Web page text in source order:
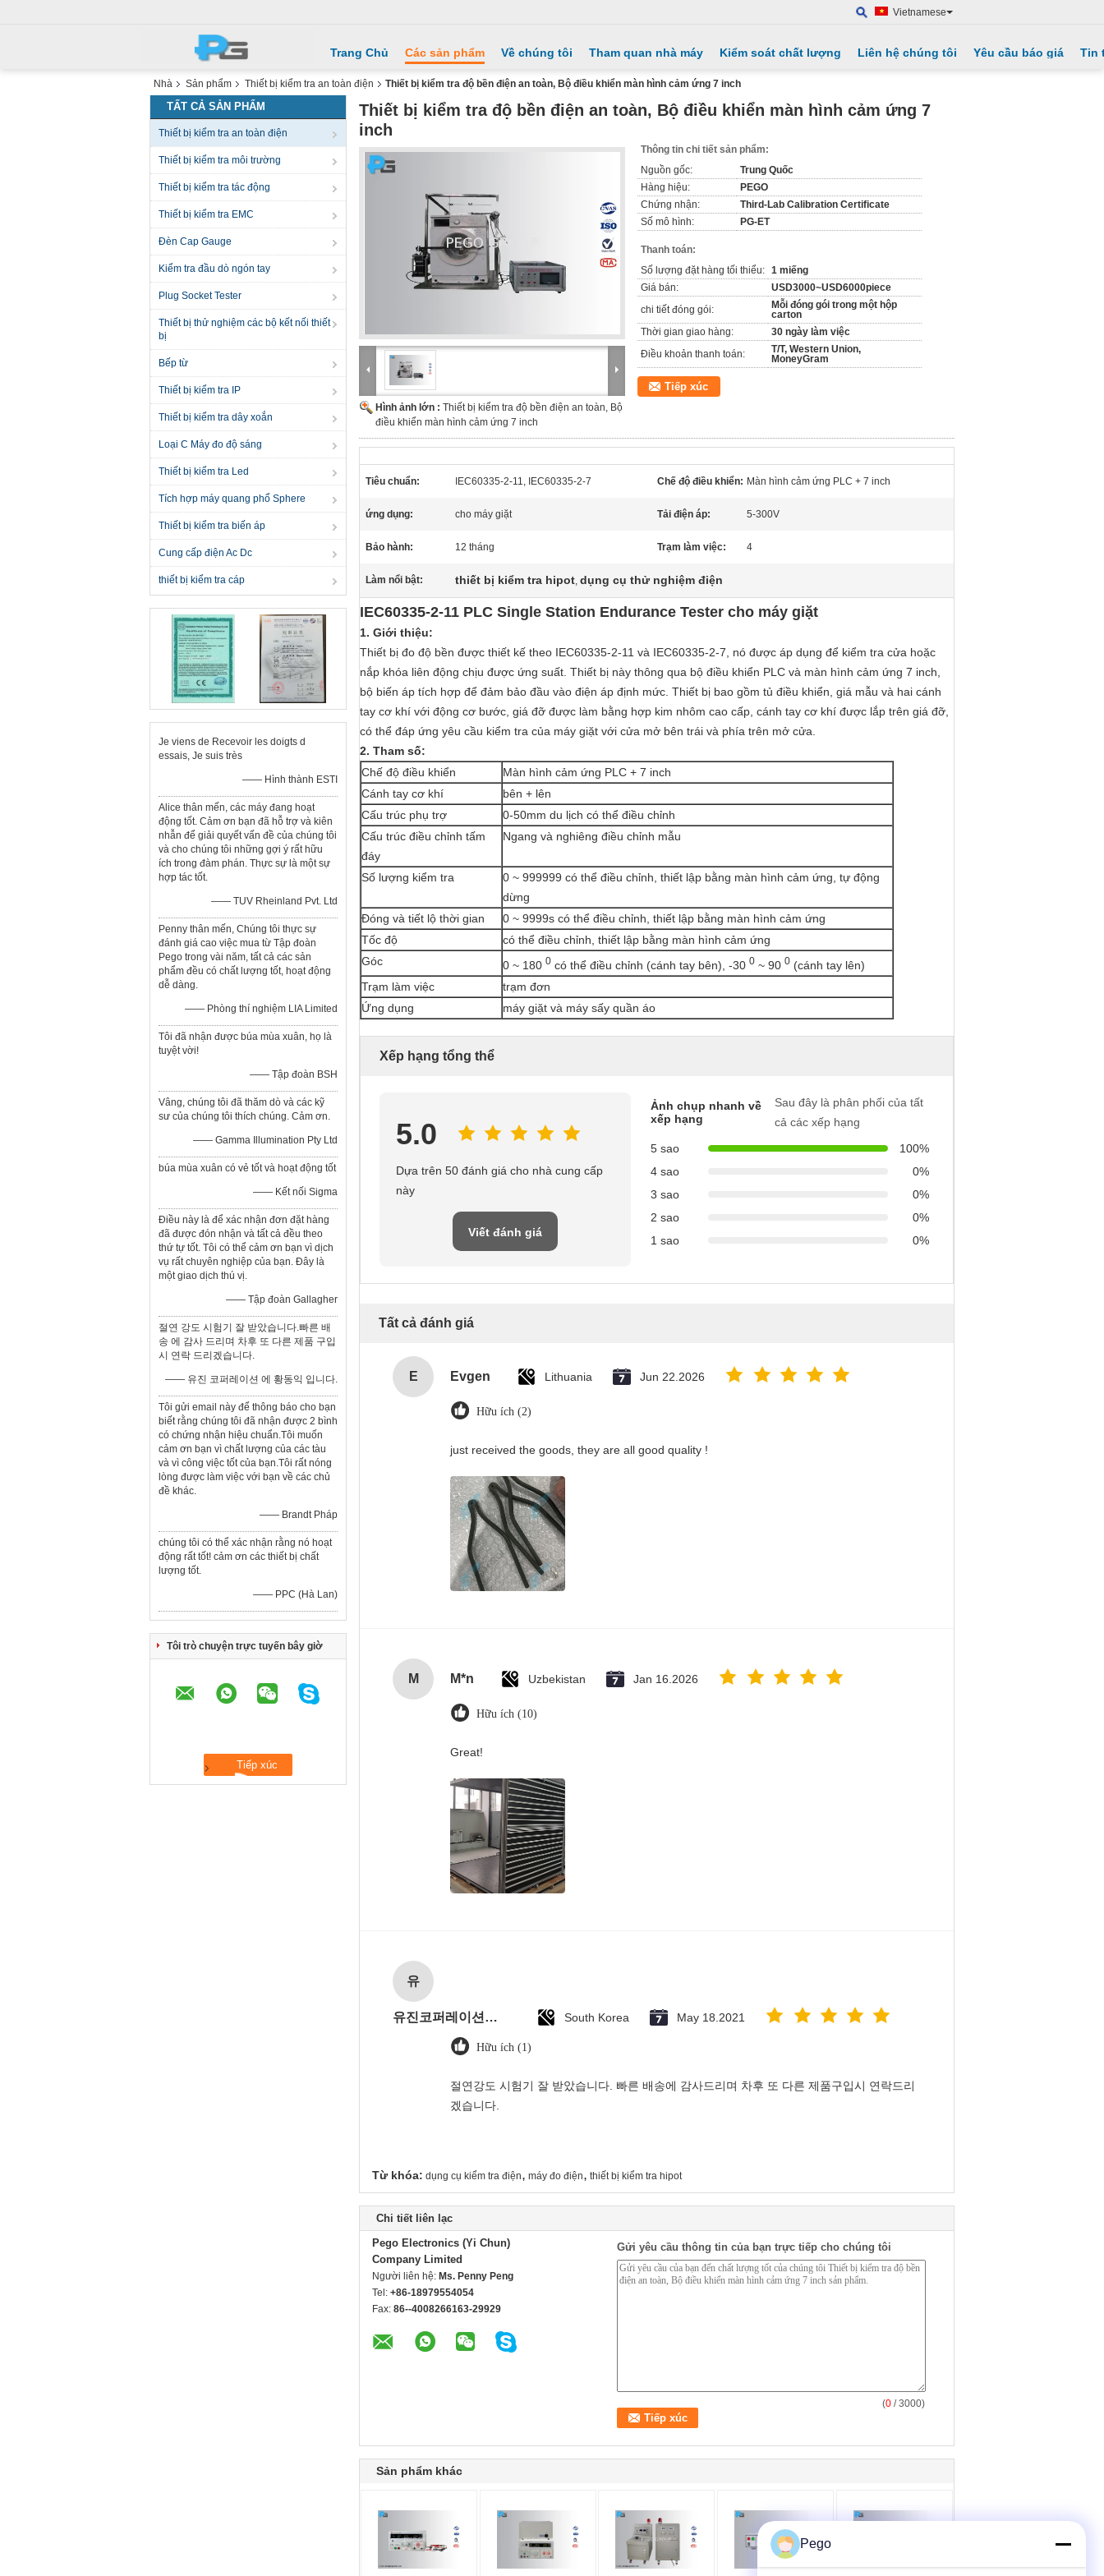
Vietnamese
Trang Chủ Các sản phẩm Về chúng tôi Tham quan nhà máy Kiểm soát chất lượng Liên hệ chúng tôi Yêu cầu báo giá Tin
Nhà Sản phẩm Thiết bị kiểm tra an toàn điện Thiết bị kiểm tra độ bền điện an toàn, Bộ điều khiển màn hình cảm ứng 7 inch
TẤT CẢ SẢN PHẨM
Thiết bị kiểm tra an toàn điện
Thiết bị kiểm tra môi trường
Thiết bị kiểm tra tác động
Thiết bị kiểm tra EMC
Đèn Cap Gauge
Kiểm tra đầu dò ngón tay
Plug Socket Tester
Thiết bị thử nghiệm các bộ kết nối thiết
bị
Bếp từ
Thiết bị kiểm tra IP
Thiết bị kiểm tra dây xoắn
Loại C Máy đo độ sáng
Thiết bị kiểm tra Led
Tích hợp máy quang phổ Sphere
Thiết bị kiểm tra biến áp
Cung cấp điện Ac Dc
thiết bị kiểm tra cáp
Je viens de Recevoir les doigts d
essais, Je suis très
—— Hình thành ESTI
Alice thân mến, các máy đang hoạt
động tốt. Cảm ơn bạn đã hỗ trợ và kiên
nhẫn để giải quyết vấn đề của chúng tôi
và cho chúng tôi những gợi ý rất hữu
ích trong đàm phán. Thực sự là một sự
hợp tác tốt.
—— TUV Rheinland Pvt. Ltd
Penny thân mến, Chúng tôi thực sự
đánh giá cao việc mua từ Tập đoàn
Pego trong vài năm, tất cả các sản
phẩm đều có chất lượng tốt, hoạt động
dễ dàng.
—— Phòng thí nghiệm LIA Limited
Tôi đã nhận được búa mùa xuân, họ là
tuyệt vời!
—— Tập đoàn BSH
Vâng, chúng tôi đã thăm dò và các kỹ
sư của chúng tôi thích chúng. Cảm ơn.
—— Gamma Illumination Pty Ltd
búa mùa xuân có vẻ tốt và hoạt động tốt
—— Kết nối Sigma
Điều này là để xác nhận đơn đặt hàng
đã được đón nhận và tất cả đều theo
thứ tự tốt. Tôi có thể cảm ơn bạn vì dịch
vụ rất chuyên nghiệp của bạn. Đây là
một giao dịch thú vị.
—— Tập đoàn Gallagher
절연 강도 시험기 잘 받았습니다.빠른 배
송 에 감사 드리며 차후 또 다른 제품 구입
시 연락 드리겠습니다.
—— 유진 코퍼레이션 에 황동익 입니다.
Tôi gửi email này để thông báo cho bạn
biết rằng chúng tôi đã nhận được 2 bình
có chứng nhận hiệu chuẩn.Tôi muốn
cảm ơn bạn vì chất lượng của các tàu
và vì công việc tốt của bạn.Tôi rất nóng
lòng được làm việc với bạn về các chủ
đề khác.
—— Brandt Pháp
chúng tôi có thể xác nhận rằng nó hoạt
động rất tốt! cảm ơn các thiết bị chất
lượng tốt.
—— PPC (Hà Lan)
Tôi trò chuyện trực tuyến bây giờ
Thiết bị kiểm tra độ bền điện an toàn, Bộ điều khiển màn hình cảm ứng 7
inch
Hình ảnh lớn : Thiết bị kiểm tra độ bền điện an toàn, Bộ
điều khiển màn hình cảm ứng 7 inch
Thông tin chi tiết sản phẩm:
Nguồn gốc:
Trung Quốc
Hàng hiệu:
PEGO
Chứng nhận:
Third-Lab Calibration Certificate
Số mô hình:
PG-ET
Thanh toán:
Số lượng đặt hàng tối thiểu: 1 miếng
Giá bán:
USD3000~USD6000piece
chi tiết đóng gói:
Mỗi đóng gói trong một hộp
carton
Thời gian giao hàng:
30 ngày làm việc
Điều khoản thanh toán:
T/T, Western Union,
MoneyGram
Tiếp xúc
Tiêu chuẩn: IEC60335-2-11, IEC60335-2-7 Chế độ điều khiển: Màn hình cảm ứng PLC + 7 inch
ứng dụng: cho máy giặt Tải điện áp: 5-300V
Bảo hành: 12 tháng Trạm làm việc: 4
Làm nổi bật: thiết bị kiểm tra hipot, dụng cụ thử nghiệm điện
IEC60335-2-11 PLC Single Station Endurance Tester cho máy giặt
1. Giới thiệu:
Thiết bị đo độ bền được thiết kế theo IEC60335-2-11 và IEC60335-2-7, nó được áp dụng để kiểm tra cửa hoặc
nắp khóa liên động chịu được ứng suất. Thiết bị này thông qua bộ điều khiển PLC và màn hình cảm ứng 7 inch,
bộ biến áp tích hợp để đảm bảo đầu vào điện áp định mức. Thiết bị bao gồm tủ điều khiển, giá mẫu và hai cánh
tay cơ khí với động cơ bước, giá đỡ được làm bằng hợp kim nhôm cao cấp, cánh tay cơ khí được lắp trên giá đỡ,
có thể đáp ứng yêu cầu kiểm tra của máy giặt với cửa mở bên trái và phía trên mở cửa.
2. Tham số:
Chế độ điều khiển
Màn hình cảm ứng PLC + 7 inch
Cánh tay cơ khí
bên + lên
Cấu trúc phụ trợ
0-50mm du lịch có thể điều chỉnh
Cấu trúc điều chỉnh tấm
đáy
Ngang và nghiêng điều chỉnh mẫu
Số lượng kiểm tra
0 ~ 999999 có thể điều chỉnh, thiết lập bằng màn hình cảm ứng, tự động
dừng
Đóng và tiết lộ thời gian
0 ~ 9999s có thể điều chỉnh, thiết lập bằng màn hình cảm ứng
Tốc độ
có thể điều chỉnh, thiết lập bằng màn hình cảm ứng
Góc
0 ~ 180 0 có thể điều chỉnh (cánh tay bên), -30 0 ~ 90 0 (cánh tay lên)
Trạm làm việc
trạm đơn
Ứng dụng
máy giặt và máy sấy quần áo
Xếp hạng tổng thể
5.0
Dựa trên 50 đánh giá cho nhà cung cấp
này
Viết đánh giá
Ảnh chụp nhanh về
xếp hạng
Sau đây là phân phối của tất
cả các xếp hạng
5 sao
100%
4 sao
0%
3 sao
0%
2 sao
0%
1 sao
0%
Tất cả đánh giá
E Evgen Lithuania Jun 22.2026
Hữu ích (2)
just received the goods, they are all good quality !
M M*n Uzbekistan Jan 16.2026
Hữu ích (10)
Great!
유
유진코퍼레이션에 황동익입니다. South Korea May 18.2021
Hữu ích (1)
절연강도 시험기 잘 받았습니다. 빠른 배송에 감사드리며 차후 또 다른 제품구입시 연락드리
겠습니다.
Từ khóa: dụng cụ kiểm tra điện, máy đo điện, thiết bị kiểm tra hipot
Chi tiết liên lạc
Pego Electronics (Yi Chun)
Company Limited
Người liên hệ: Ms. Penny Peng
Tel: +86-18979554054
Fax: 86--4008266163-29929
Gửi yêu cầu thông tin của bạn trực tiếp cho chúng tôi
(0 / 3000)
Sản phẩm khác
Pego